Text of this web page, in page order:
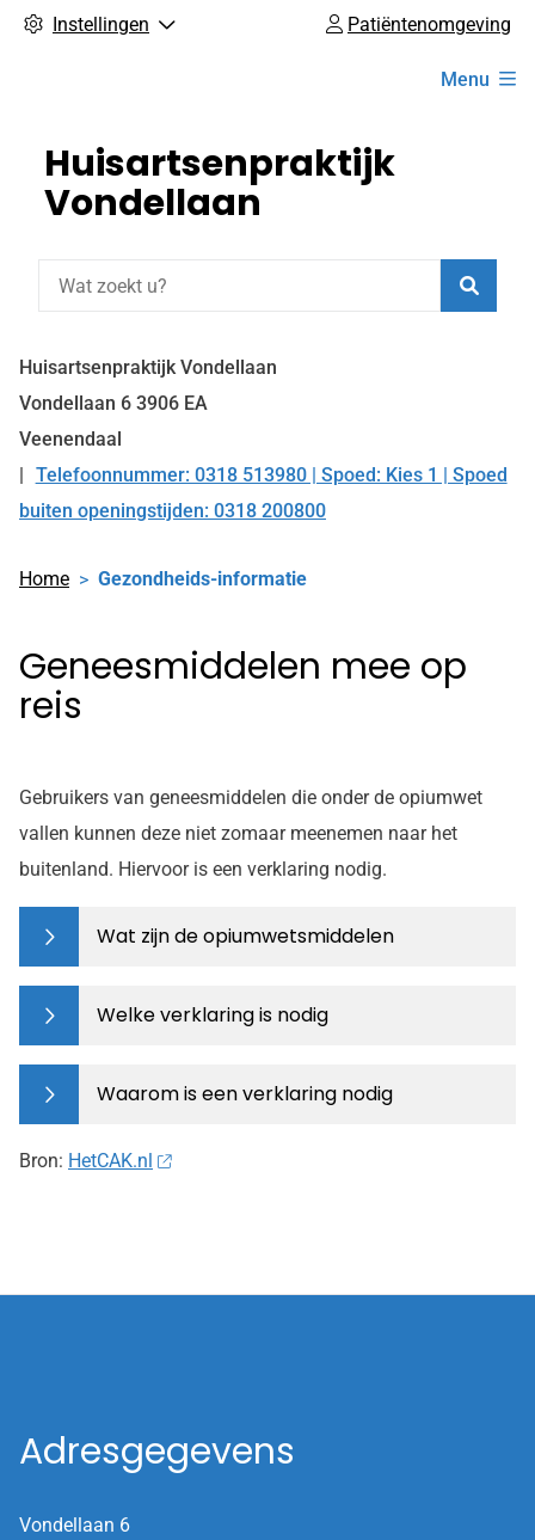
Instellingen Patiëntenomgeving
Menu
Huisartsenpraktijk
Vondellaan
Huisartsenpraktijk Vondellaan
Vondellaan 6 3906 EA
Veenendaal
Tel:
Telefoonnummer: 0318 513980 | Spoed: Kies 1 | Spoed
buiten openingstijden: 0318 200800
Home Gezondheids-informatie
Geneesmiddelen mee op
reis
Gebruikers van geneesmiddelen die onder de opiumwet
vallen kunnen deze niet zomaar meenemen naar het
buitenland. Hiervoor is een verklaring nodig.
Wat zijn de opiumwetsmiddelen
Welke verklaring is nodig
Waarom is een verklaring nodig
Bron: HetCAK.nl
Adresgegevens
Vondellaan 6